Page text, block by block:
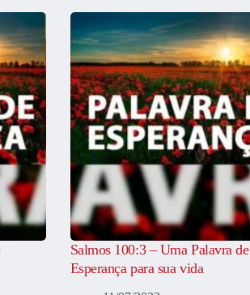
Salmos 100:3 – Uma Palavra de
Esperança para sua vida